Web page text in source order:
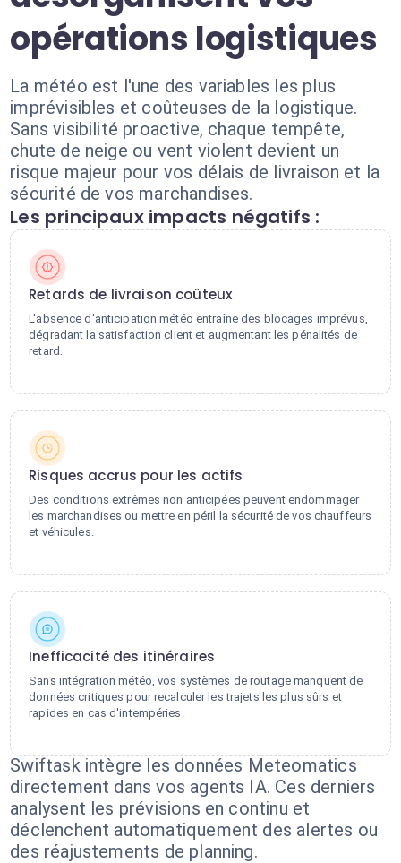
opérations logistiques
La météo est l'une des variables les plus
imprévisibles et coûteuses de la logistique.
Sans visibilité proactive, chaque tempête,
chute de neige ou vent violent devient un
risque majeur pour vos délais de livraison et la
sécurité de vos marchandises.
Les principaux impacts négatifs :
Retards de livraison coûteux
L'absence d'anticipation météo entraîne des blocages imprévus,
dégradant la satisfaction client et augmentant les pénalités de
retard.
Risques accrus pour les actifs
Des conditions extrêmes non anticipées peuvent endommager
les marchandises ou mettre en péril la sécurité de vos chauffeurs
et véhicules.
Inefficacité des itinéraires
Sans intégration météo, vos systèmes de routage manquent de
données critiques pour recalculer les trajets les plus sûrs et
rapides en cas d'intempéries.
Swiftask intègre les données Meteomatics
directement dans vos agents IA. Ces derniers
analysent les prévisions en continu et
déclenchent automatiquement des alertes ou
des réajustements de planning.